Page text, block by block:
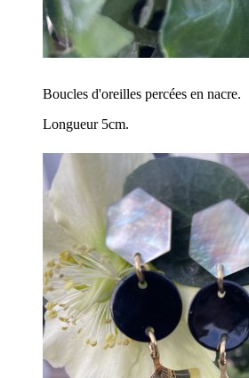
Boucles d'oreilles percées en nacre.
Longueur 5cm.